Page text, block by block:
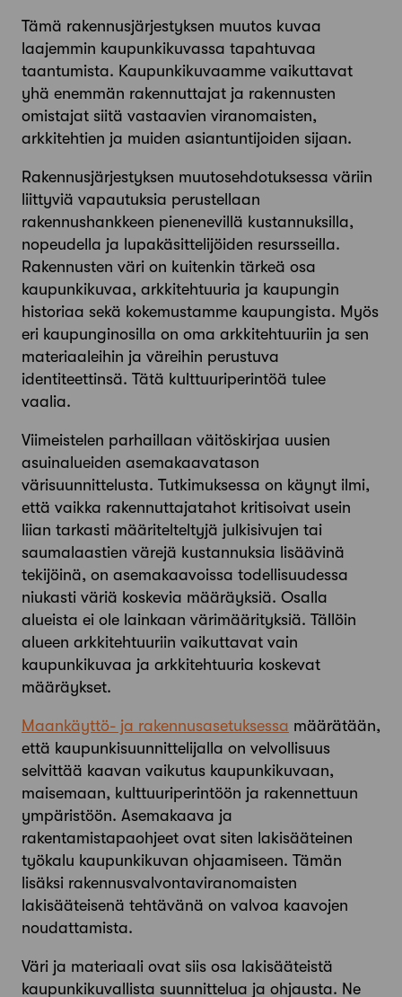
Tämä rakennusjärjestyksen muutos kuvaa
laajemmin kaupunkikuvassa tapahtuvaa
taantumista. Kaupunkikuvaamme vaikuttavat
yhä enemmän rakennuttajat ja rakennusten
omistajat siitä vastaavien viranomaisten,
arkkitehtien ja muiden asiantuntijoiden sijaan.
Rakennusjärjestyksen muutosehdotuksessa väriin
liittyviä vapautuksia perustellaan
rakennushankkeen pienenevillä kustannuksilla,
nopeudella ja lupakäsittelijöiden resursseilla.
Rakennusten väri on kuitenkin tärkeä osa
kaupunkikuvaa, arkkitehtuuria ja kaupungin
historiaa sekä kokemustamme kaupungista. Myös
eri kaupunginosilla on oma arkkitehtuuriin ja sen
materiaaleihin ja väreihin perustuva
identiteettinsä. Tätä kulttuuriperintöä tulee
vaalia.
Viimeistelen parhaillaan väitöskirjaa uusien
asuinalueiden asemakaavatason
värisuunnittelusta. Tutkimuksessa on käynyt ilmi,
että vaikka rakennuttajatahot kritisoivat usein
liian tarkasti määritelteltyjä julkisivujen tai
saumalaastien värejä kustannuksia lisäävinä
tekijöinä, on asemakaavoissa todellisuudessa
niukasti väriä koskevia määräyksiä. Osalla
alueista ei ole lainkaan värimäärityksiä. Tällöin
alueen arkkitehtuuriin vaikuttavat vain
kaupunkikuvaa ja arkkitehtuuria koskevat
määräykset.
Maankäyttö- ja rakennusasetuksessa määrätään,
että kaupunkisuunnittelijalla on velvollisuus
selvittää kaavan vaikutus kaupunkikuvaan,
maisemaan, kulttuuriperintöön ja rakennettuun
ympäristöön. Asemakaava ja
rakentamistapaohjeet ovat siten lakisääteinen
työkalu kaupunkikuvan ohjaamiseen. Tämän
lisäksi rakennusvalvontaviranomaisten
lakisääteisenä tehtävänä on valvoa kaavojen
noudattamista.
Väri ja materiaali ovat siis osa lakisääteistä
kaupunkikuvallista suunnittelua ja ohjausta. Ne